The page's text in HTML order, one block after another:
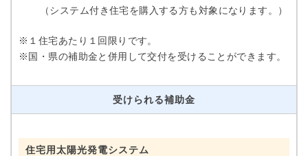
（システム付き住宅を購入する方も対象になります。）
※１住宅あたり１回限りです。
※国・県の補助金と併用して交付を受けることができます。
受けられる補助金
住宅用太陽光発電システム